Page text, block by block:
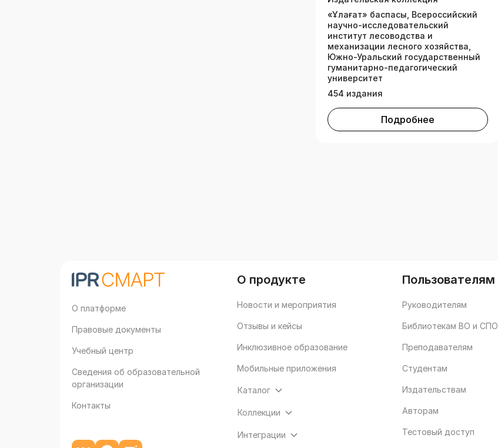
«Ұлағат» баспасы, Всероссийский
научно-исследовательский
институт лесоводства и
механизации лесного хозяйства,
Южно-Уральский государственный
гуманитарно-педагогический
университет
454 издания
Подробнее
О платформе
Правовые документы
Учебный центр
Сведения об образовательной
организации
Контакты
О продукте
Новости и мероприятия
Отзывы и кейсы
Инклюзивное образование
Мобильные приложения
Каталог
Коллекции
Интеграции
Пользователям
Руководителям
Библиотекам ВО и СПО
Преподавателям
Студентам
Издательствам
Авторам
Тестовый доступ